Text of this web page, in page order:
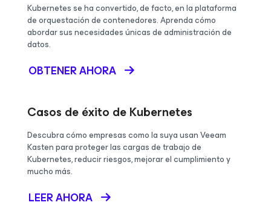
Kubernetes se ha convertido, de facto, en la plataforma
de orquestación de contenedores. Aprenda cómo
abordar sus necesidades únicas de administración de
datos.
OBTENER AHORA
Casos de éxito de Kubernetes
Descubra cómo empresas como la suya usan Veeam
Kasten para proteger las cargas de trabajo de
Kubernetes, reducir riesgos, mejorar el cumplimiento y
mucho más.
LEER AHORA